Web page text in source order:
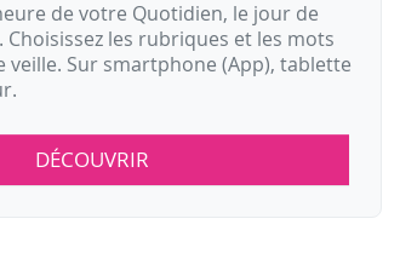
de votre Quotidien, le jour de
les rubriques et les mots
veille. Sur smartphone (App), tablette
DÉCOUVRIR